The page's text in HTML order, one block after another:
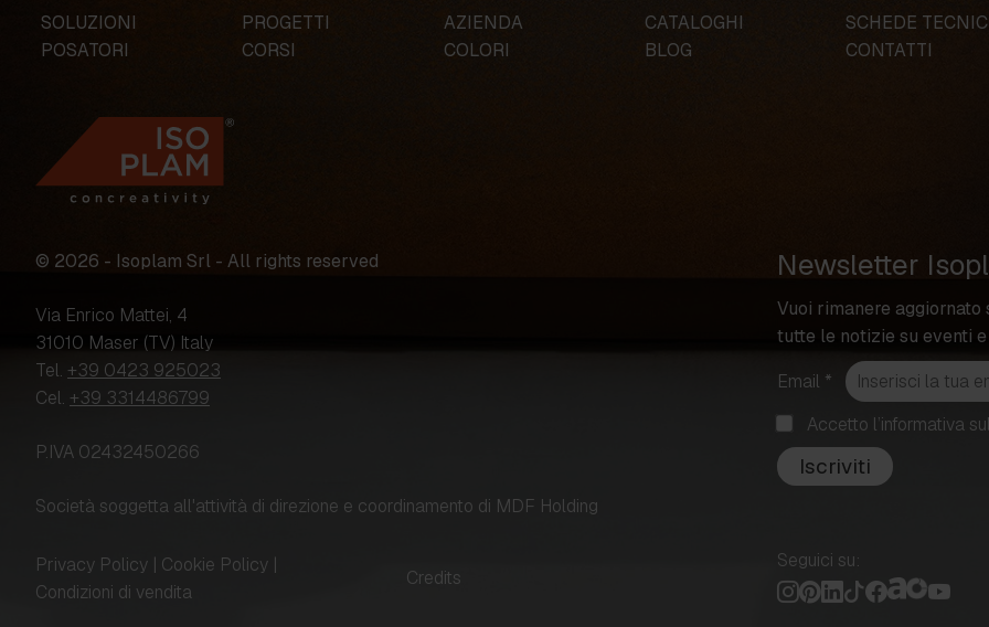
SOLUZIONI PROGETTI AZIENDA CATALOGHI
SCHEDE
POSATORI
CORSI COLORI BLOG CONTATTI
© 2026 - Isoplam Srl - All rights reserved
Via Enrico Mattei, 4
31010 Maser (TV) Italy
Tel. +39 0423 925023
Cel. +39 3314486799
P.IVA 02432450266
Società soggetta all'attività di direzione e coordinamento di MDF Holding
Newsletter
Vuoi rimanere
tutte le notizie su eventi
Email *
(campo
obbligatorio)
Accetto l’informativa
Iscriviti
Privacy Policy | Cookie Policy |
Condizioni di vendita
Credits
Seguici su: